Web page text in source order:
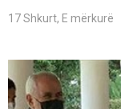
17 Shkurt, E mërkurë